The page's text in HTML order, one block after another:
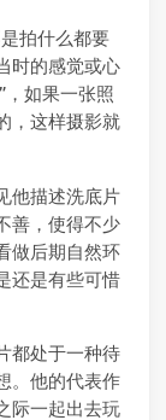
拍什么都要
时的感觉或心
如果一张照
，这样摄影就
他描述洗底片
善，使得不少
做后期自然环
还是有些可惜
都处于一种待
。他的代表作
际一起出去玩